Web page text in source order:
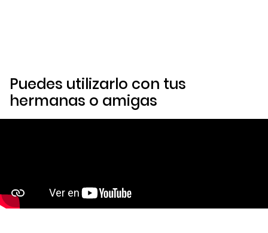
Puedes utilizarlo con tus
hermanas o amigas